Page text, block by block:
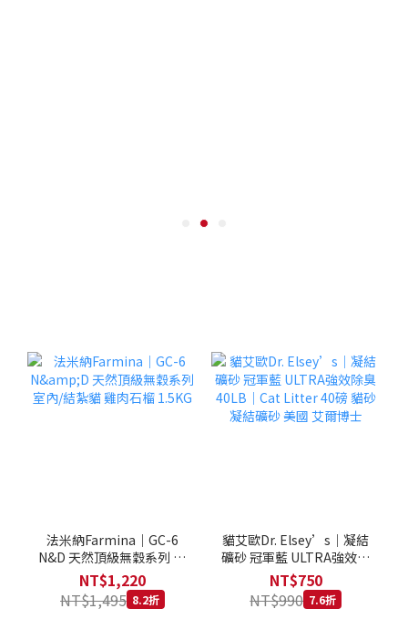
法米納Farmina｜GC-6
N&D 天然頂級無穀系列 室
內/結紮貓 雞肉石榴 1.5KG
NT$1,220
NT$1,495 8.2折
貓艾歐Dr. Elsey’s｜凝結
礦砂 冠軍藍 ULTRA強效除
臭 40LB｜Cat Litter 40磅
士
NT$750
NT$990 7.6折